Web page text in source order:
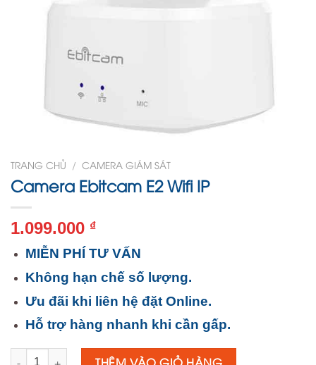
TRANG CHỦ / CAMERA GIÁM SÁT
Camera Ebitcam E2 Wifi IP
1.099.000 ₫
MIỄN PHÍ TƯ VẤN
Không hạn chế số lượng.
Ưu đãi khi liên hệ đặt Online.
Hỗ trợ hàng nhanh khi cần gấp.
Số lượng